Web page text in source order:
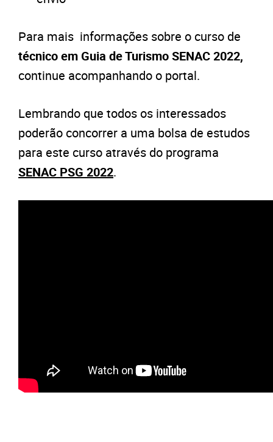
Para mais informações sobre o curso de
técnicoem Guia de Turismo SENAC 2022,
continue acompanhando o portal.
Lembrando que todos os interessados
poderão concorrer a uma bolsa de estudos
para este curso através do programa
SENAC PSG 2022.